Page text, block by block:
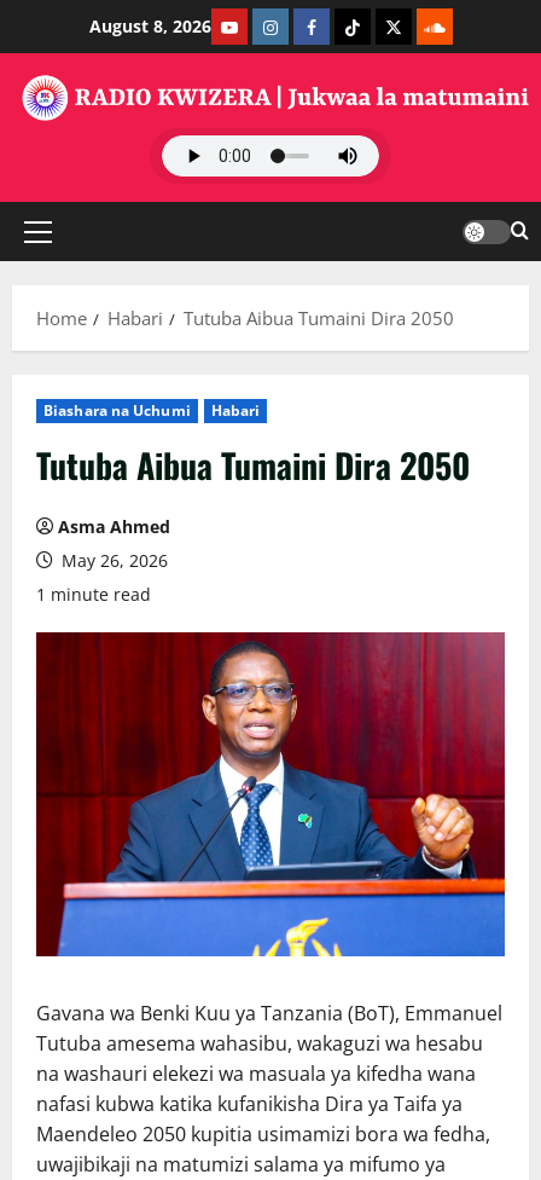
content
August 8, 2026 YoutubeInstagramFacebook
TikTokTwitterSoundClauds
Primary
Home
Habari Tutuba Aibua Tumaini Dira 2050
Biashara na Uchumi Habari
Tutuba Aibua Tumaini Dira 2050
Asma Ahmed
May 26, 2026
1 minute read
Gavana wa Benki Kuu ya Tanzania (BoT), Emmanuel
Tutuba amesema wahasibu, wakaguzi wa hesabu
na washauri elekezi wa masuala ya kifedha wana
nafasi kubwa katika kufanikisha Dira ya Taifa ya
Maendeleo 2050 kupitia usimamizi bora wa fedha,
uwajibikaji na matumizi salama ya mifumo ya